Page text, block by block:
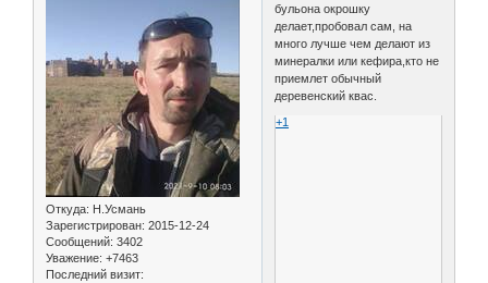
Откуда: Н.Усмань
Зарегистрирован: 2015-12-24
Сообщений: 3402
Уважение: +7463
Последний визит:
бульона окрошку
делает,пробовал сам, на
много лучше чем делают из
минералки или кефира,кто не
приемлет обычный
деревенский квас.
+1